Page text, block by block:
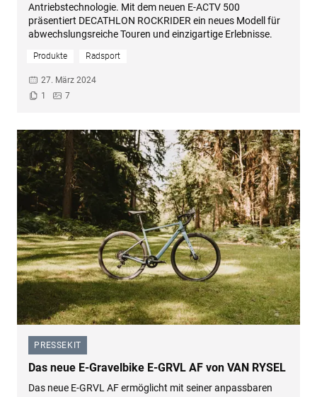
Antriebstechnologie. Mit dem neuen E-ACTV 500
präsentiert DECATHLON ROCKRIDER ein neues Modell für
abwechslungsreiche Touren und einzigartige Erlebnisse.
Produkte Radsport
27. März 2024
1
7
PRESSEKIT
–
Das neue E-Gravelbike E-GRVL AF von VAN RYSEL
Das neue E-GRVL AF ermöglicht mit seiner anpassbaren